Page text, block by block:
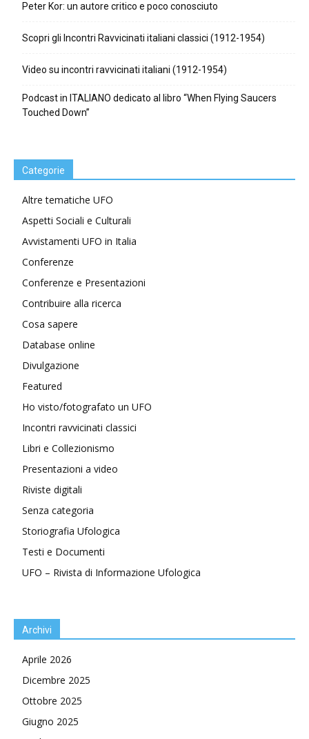
Peter Kor: un autore critico e poco conosciuto
Scopri gli Incontri Ravvicinati italiani classici (1912-1954)
Video su incontri ravvicinati italiani (1912-1954)
Podcast in ITALIANO dedicato al libro “When Flying Saucers
Touched Down”
Categorie
Altre tematiche UFO
Aspetti Sociali e Culturali
Avvistamenti UFO in Italia
Conferenze
Conferenze e Presentazioni
Contribuire alla ricerca
Cosa sapere
Database online
Divulgazione
Featured
Ho visto/fotografato un UFO
Incontri ravvicinati classici
Libri e Collezionismo
Presentazioni a video
Riviste digitali
Senza categoria
Storiografia Ufologica
Testi e Documenti
UFO – Rivista di Informazione Ufologica
Archivi
Aprile 2026
Dicembre 2025
Ottobre 2025
Giugno 2025